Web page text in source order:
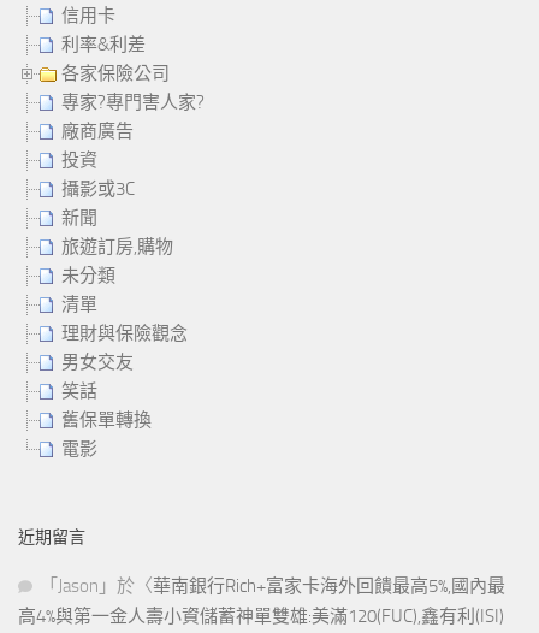
信用卡
利率&利差
各家保險公司
專家?專門害人家?
廠商廣告
投資
攝影或3C
新聞
旅遊訂房,購物
未分類
清單
理財與保險觀念
男女交友
笑話
舊保單轉換
電影
近期留言
「 Jason 」於〈華南銀行Rich+富家卡海外回饋最高5%,國內最
高4%與第一金人壽小資儲蓄神單雙雄:美滿120(FUC),鑫有利(ISI)